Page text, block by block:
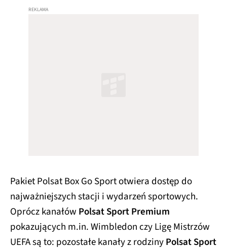
Pakiet Polsat Box Go Sport otwiera dostęp do
najważniejszych stacji i wydarzeń sportowych.
Oprócz kanałów Polsat Sport Premium
pokazujących m.in. Wimbledon czy Ligę Mistrzów
UEFA są to: pozostałe kanały z rodzinyPolsat Sport